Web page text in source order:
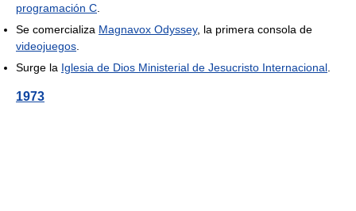
programación C
Se comercializa Magnavox Odyssey, la primera consola de
videojuegos
Surge la Iglesia de Dios Ministerial de Jesucristo Internacional
1973